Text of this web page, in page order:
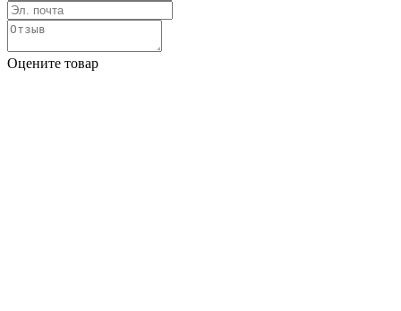
Оцените товар